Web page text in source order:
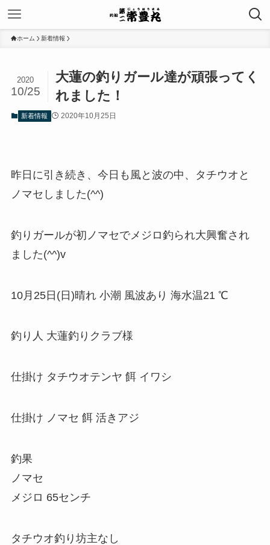
ホーム 新着情報
大蓮の釣りガール達が頑張ってく
れました！
2020
10/25
新着情報 2020年10月25日
昨日に引き続き、今日も風と波の中、タチウオと
ノマセしました(^^)
釣りガールが初ノマセでメジロ釣られ大興奮され
ました(^^)v
10月25日(日)晴れ 小潮 風波あり 海水温21 ℃
釣り人 大蓮釣りクラブ様
仕掛け タチウオテンヤ 餌 イワシ
仕掛け ノマセ 餌 活きアジ
釣果
ノマセ
メジロ 65センチ
タチウオ釣り坊主なし